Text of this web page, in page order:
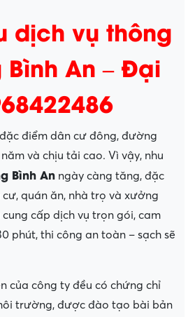
dịch vụ thông
An – Đại
điểm dân cư đông, đường
và chịu tải cao. Vì vậy, nhu
Bình An ngày càng tăng, đặc
quán ăn, nhà trọ và xưởng
cấp dịch vụ trọn gói, cam
phút, thi công an toàn – sạch sẽ
của công ty đều có chứng chỉ
trường, được đào tạo bài bản